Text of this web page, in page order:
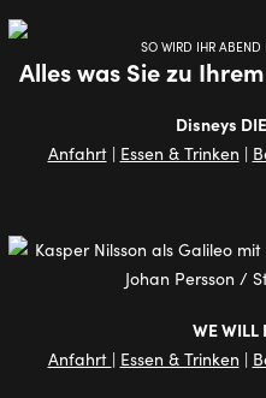
SO WIRD IHR ABEND
Alles was Sie zu
Disneys
Anfahrt| Essen & Trinken |
WE WILL
Anfahrt | Essen & Trinken |